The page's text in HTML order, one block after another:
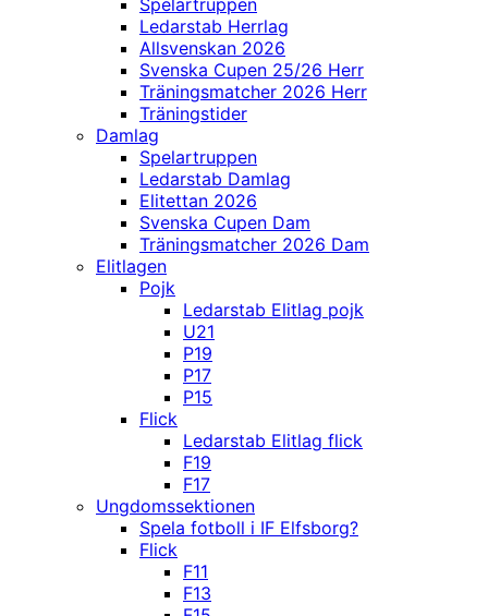
Spelartruppen
Ledarstab Herrlag
Allsvenskan 2026
Svenska Cupen 25/26 Herr
Träningsmatcher 2026 Herr
Träningstider
Damlag
Spelartruppen
Ledarstab Damlag
Elitettan 2026
Svenska Cupen Dam
Träningsmatcher 2026 Dam
Elitlagen
Pojk
Ledarstab Elitlag pojk
U21
P19
P17
P15
Flick
Ledarstab Elitlag flick
F19
F17
Ungdomssektionen
Spela fotboll i IF Elfsborg?
Flick
F11
F13